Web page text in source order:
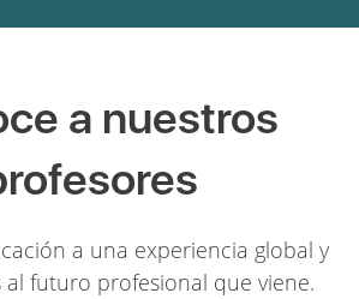
a nuestros
a una experiencia global y
al futuro profesional que viene.